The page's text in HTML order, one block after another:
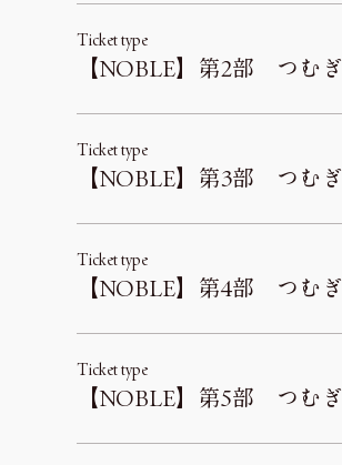
Ticket type
【NOBLE】第2部 つむぎ
Ticket type
【NOBLE】第3部 つむぎ
Ticket type
【NOBLE】第4部 つむぎ
Ticket type
【NOBLE】第5部 つむぎ